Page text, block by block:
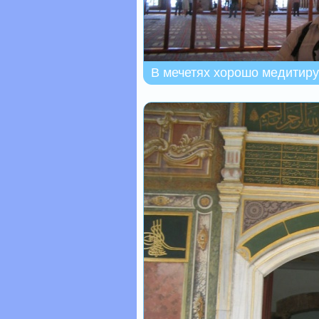
В мечетях хорошо